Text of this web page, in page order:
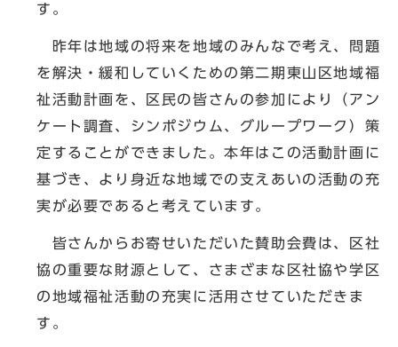
す。
昨年は地域の将来を地域のみんなで考え、問題
を解決・緩和していくための第二期東山区地域福
祉活動計画を、区民の皆さんの参加により（アン
ケート調査、シンポジウム、グループワーク）策
定することができました。本年はこの活動計画に
基づき、より身近な地域での支えあいの活動の充
実が必要であると考えています。
皆さんからお寄せいただいた賛助会費は、区社
協の重要な財源として、さまざまな区社協や学区
の地域福祉活動の充実に活用させていただきま
す。